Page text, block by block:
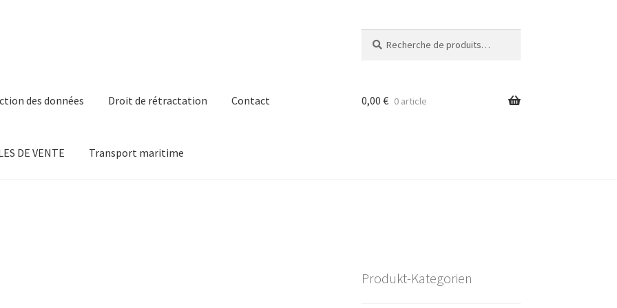
pour :
des données Droit de rétractation Contact
DE VENTE Transport maritime
0,00 € 0 article
Produkt-Kategorien